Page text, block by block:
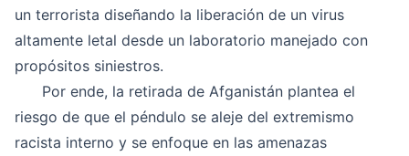
un terrorista diseñando la liberación de un virus
altamente letal desde un laboratorio manejado con
propósitos siniestros.
Por ende, la retirada de Afganistán plantea el
riesgo de que el péndulo se aleje del extremismo
racista interno y se enfoque en las amenazas